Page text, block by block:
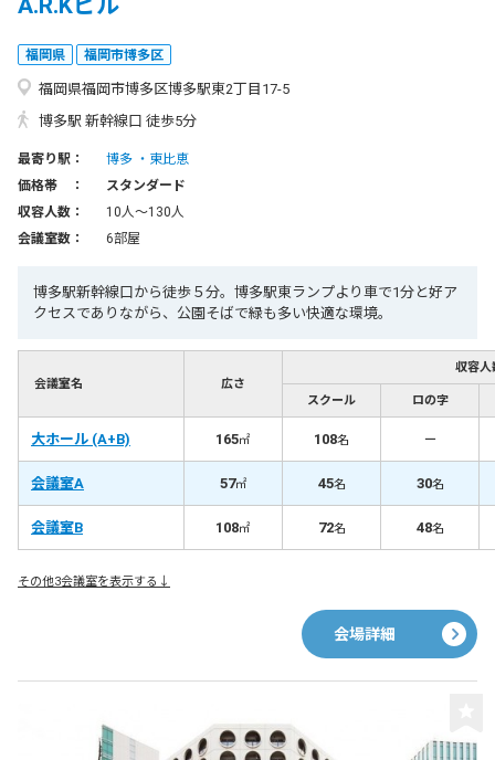
A.R.Kビル
福岡県 福岡市博多区
福岡県福岡市博多区博多駅東2丁目17-5
博多駅 新幹線口 徒歩5分
最寄り駅： 博多
東比恵
価格帯 ：
スタンダード
収容人数：
10人〜130人
会議室数：
6部屋
博多駅新幹線口から徒歩５分。博多駅東ランプより車で1分と好ア
クセスでありながら、公園そばで緑も多い快適な環境。
会議室名 広さ
収容人
スクール ロの字
大ホール (A+B) 165㎡ 108名 －
会議室A 57㎡ 45名 30名
会議室B 108㎡ 72名 48名
その他3会議室を表示する↓
会場詳細